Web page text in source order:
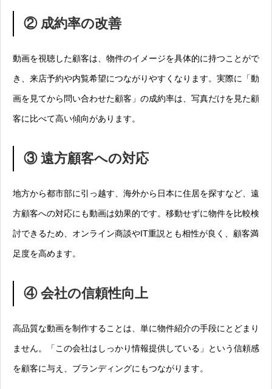
② 成約率の改善
動画を視聴した顧客は、物件のイメージを具体的に持つことがで
き、来店予約や内覧希望につながりやすくなります。実際に「動
画を見てから問い合わせた顧客」の成約率は、写真だけを見た顧
客に比べて高い傾向があります。
③ 遠方顧客への対応
地方から都市部に引っ越す、海外から日本に住居を探すなど、遠
方顧客への対応にも動画は効果的です。移動せずに物件を比較検
討できるため、オンライン商談やIT重説とも相性が良く、顧客満
足度を高めます。
④ 会社の信頼性向上
高品質な動画を制作することは、単に物件紹介の手段にとどまり
ません。「この会社はしっかり情報提供している」という信頼感
を顧客に与え、ブランディングにもつながります。